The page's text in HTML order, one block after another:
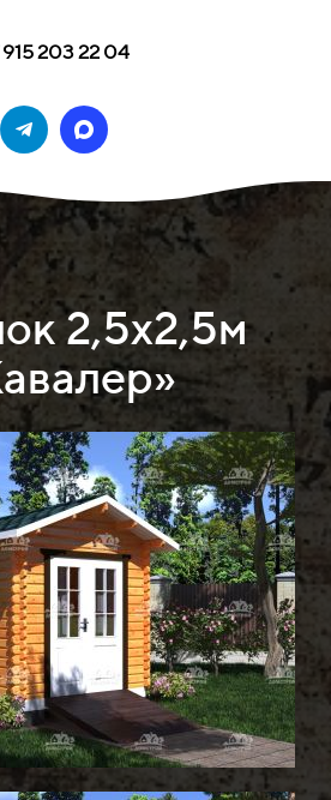
915 203 22 04
2,5х2,5м